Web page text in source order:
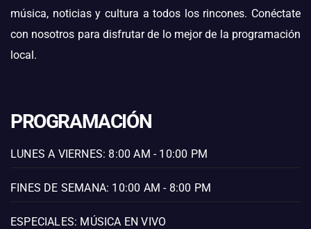
música, noticias y cultura a todos los rincones. Conéctate
con nosotros para disfrutar de lo mejor de la programación
local.
PROGRAMACIÓN
LUNES A VIERNES: 8:00 AM - 10:00 PM
FINES DE SEMANA: 10:00 AM - 8:00 PM
ESPECIALES: MÚSICA EN VIVO